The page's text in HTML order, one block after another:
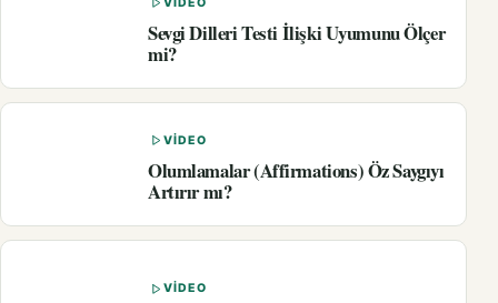
Sevgi Dilleri Testi İlişki Uyumunu Ölçer
mi?
VIDEO
Olumlamalar (Affirmations) Öz Saygıyı
Artırır mı?
VIDEO